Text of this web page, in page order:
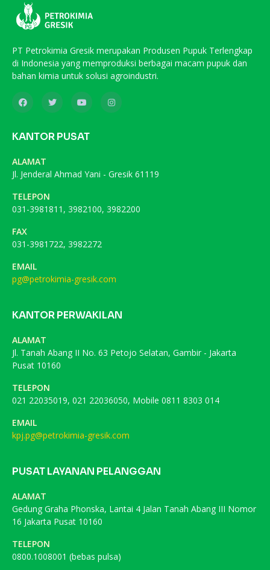
PT Petrokimia Gresik merupakan Produsen Pupuk Terlengkap
di Indonesia yang memproduksi berbagai macam pupuk dan
bahan kimia untuk solusi agroindustri.
KANTOR PUSAT
ALAMAT
Jl. Jenderal Ahmad Yani - Gresik 61119
TELEPON
031-3981811, 3982100, 3982200
FAX
031-3981722, 3982272
EMAIL
pg@petrokimia-gresik.com
KANTOR PERWAKILAN
ALAMAT
Jl. Tanah Abang II No. 63 Petojo Selatan, Gambir - Jakarta
Pusat 10160
TELEPON
021 22035019, 021 22036050, Mobile 0811 8303 014
EMAIL
kpj.pg@petrokimia-gresik.com
PUSAT LAYANAN PELANGGAN
ALAMAT
Gedung Graha Phonska, Lantai 4 Jalan Tanah Abang III Nomor
16 Jakarta Pusat 10160
TELEPON
0800.1008001 (bebas pulsa)